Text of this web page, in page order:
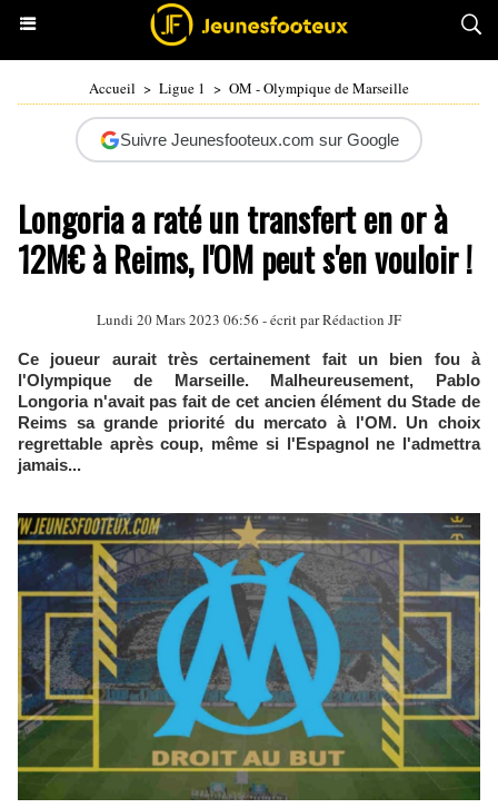
Accueil > Ligue 1 > OM - Olympique de Marseille
Suivre Jeunesfooteux.com sur Google
Longoria a raté un transfert en or à
12M€ à Reims, l'OM peut s'en vouloir !
Lundi 20 Mars 2023 06:56 - écrit par Rédaction JF
Ce joueur aurait très certainement fait un bien fou à
l'Olympique de Marseille. Malheureusement, Pablo
Longoria n'avait pas fait de cet ancien élément du Stade de
Reims sa grande priorité du mercato à l'OM. Un choix
regrettable après coup, même si l'Espagnol ne l'admettra
jamais...